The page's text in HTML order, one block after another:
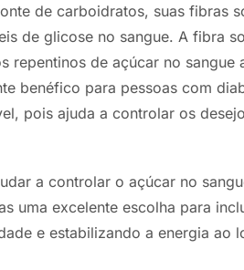
de carboidratos, suas fibras
de glicose no sangue. A fibra
repentinos de açúcar no sangue
benéfico para pessoas com
pois ajuda a controlar os
a controlar o açúcar no
uma excelente escolha para
e estabilizando a energia ao